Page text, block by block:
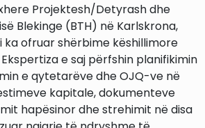
Projektesh/Detyrash dhe
Blekinge (BTH) në Karlskrona,
ka ofruar shërbime këshillimore
e saj përfshin planifikimin
e qytetarëve dhe OJQ-ve në
kapitale, dokumenteve
hapësinor dhe strehimit në disa